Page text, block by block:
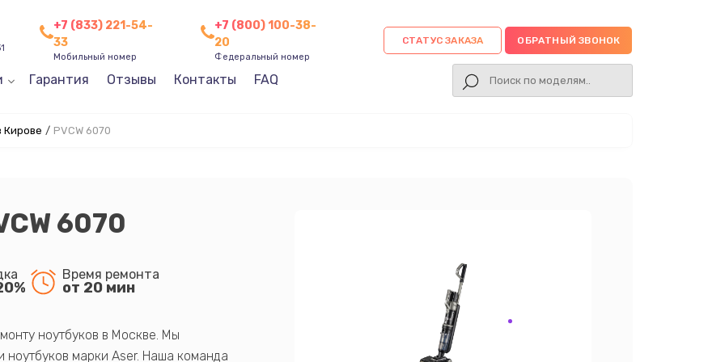
+7 (833) 221-54-
33
Мобильный номер
+7 (800) 100-38-
20
Федеральный номер
СТАТУС ЗАКАЗА ОБРАТНЫЙ ЗВОНОК
Гарантия Отзывы Контакты FAQ
Кирове / PVCW 6070
6070
Время ремонта
от 20 мин
ноутбуков в Москве. Мы
марки Aser. Наша команда